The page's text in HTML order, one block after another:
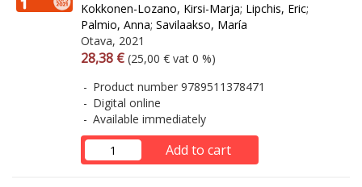
Kokkonen-Lozano, Kirsi-Marja; Lipchis, Eric;
Palmio, Anna; Savilaakso, María
Otava, 2021
Arvonlisäverollinen hinta
28,38 € Excl. vat
(25,00 € vat 0 %)
Product number 9789511378471
Digital online
Available immediately
Add to cart